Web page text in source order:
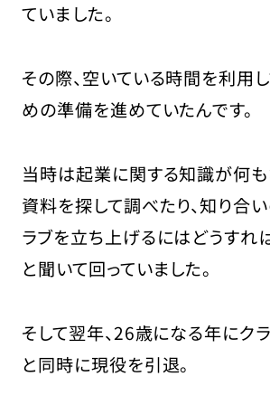
ていました。
その際、空いている時間を利用
めの準備を進めていたんです。
当時は起業に関する知識が何も
資料を探して調べたり、知り合
ラブを立ち上げるにはどうすれ
と聞いて回っていました。
そして翌年、26歳になる年にク
と同時に現役を引退。